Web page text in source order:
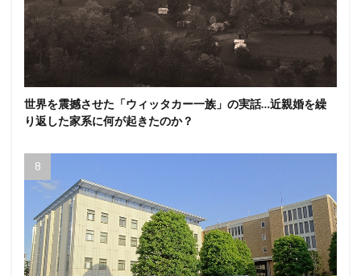
世界を震撼させた「ウィッタカー一族」の実話…近親婚を繰
り返した家系に何が起きたのか？